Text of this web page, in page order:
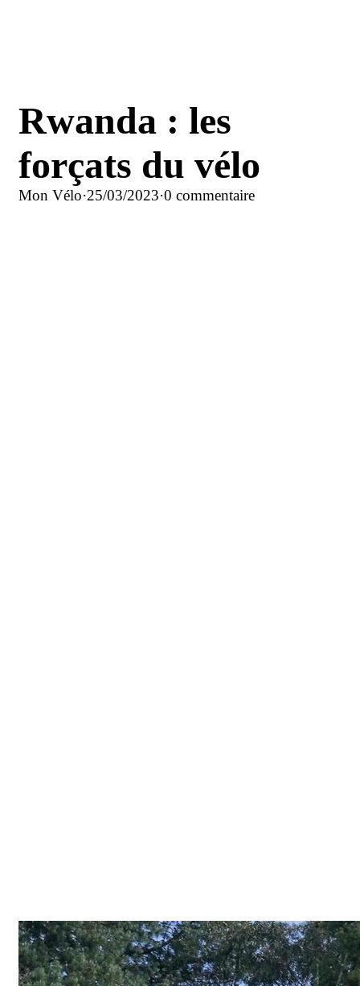
Rwanda : les
forçats du vélo
Mon Vélo·25/03/2023·0 commentaire